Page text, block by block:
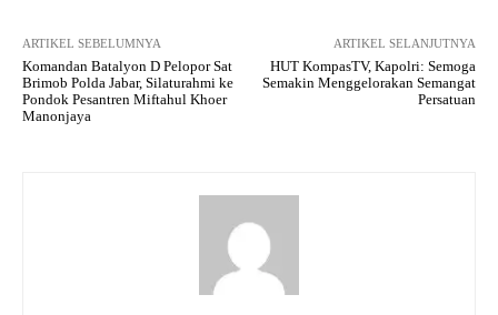
ARTIKEL SEBELUMNYA
Komandan Batalyon D Pelopor Sat
Brimob Polda Jabar, Silaturahmi ke
Pondok Pesantren Miftahul Khoer
Manonjaya
ARTIKEL SELANJUTNYA
HUT KompasTV, Kapolri: Semoga
Semakin Menggelorakan Semangat
Persatuan